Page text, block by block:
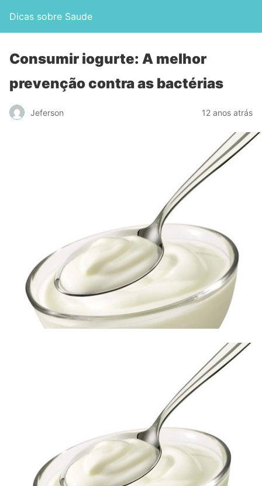
Dicas sobre Saude
Consumir iogurte: A melhor
prevenção contra as bactérias
Jeferson 12 anos atrás